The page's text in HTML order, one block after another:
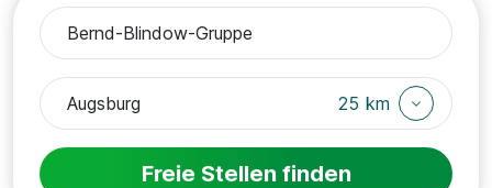
25 km
Freie Stellen finden